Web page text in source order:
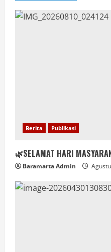
Berita Publikasi
🌿SELAMAT HARI
Baramarta Admin